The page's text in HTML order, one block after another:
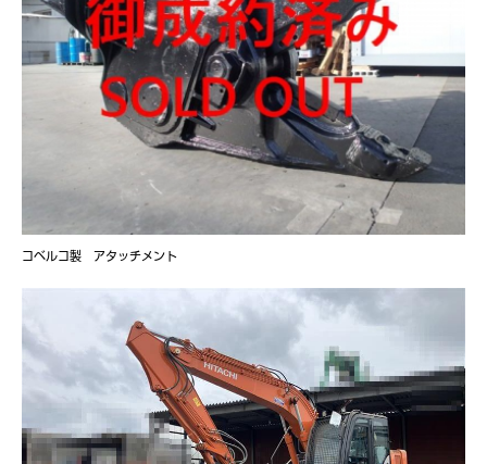
コベルコ製 アタッチメント